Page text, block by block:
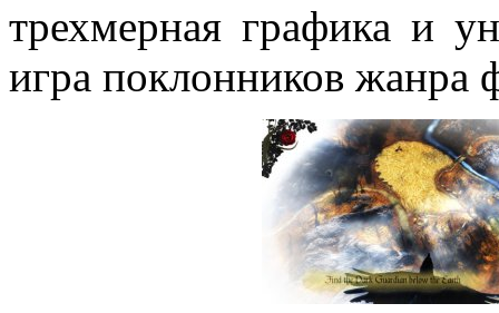
трехмерная графика и
игра поклонников жанра